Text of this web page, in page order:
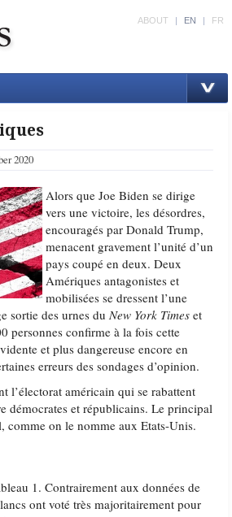
ABOUT | EN | FR
2020
Alors que Joe Biden se dirige
vers une victoire, les désordres,
encouragés par Donald Trump,
menacent gravement l’unité d’un
pays coupé en deux. Deux
Amériques antagonistes et
mobilisées se dressent l’une
sortie des urnes duNew York Times et
personnes confirme à la fois cette
et plus dangereuse encore en
erreurs des sondages d’opinion.
l’électorat américain qui se rabattent
démocrates et républicains. Le principal
comme on le nomme aux Etats-Unis.
1. Contrairement aux données de
ont voté très majoritairement pour